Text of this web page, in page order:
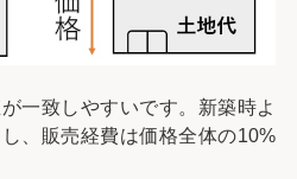
一致しやすいです。新築時よ
、販売経費は価格全体の10%